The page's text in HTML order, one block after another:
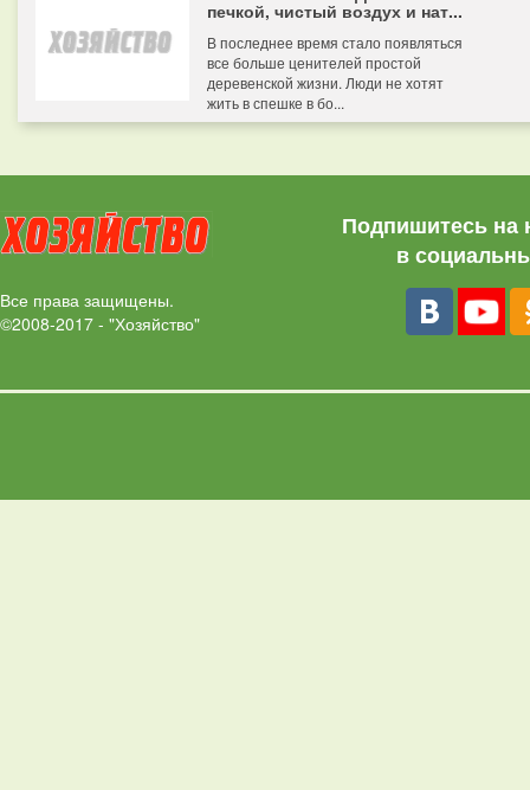
печкой, чистый воздух и нат...
В последнее время стало появляться
все больше ценителей простой
деревенской жизни. Люди не хотят
жить в спешке в бо...
Все права защищены.
©2008-2017 - "Хозяйство"
Подпишитесь на
в